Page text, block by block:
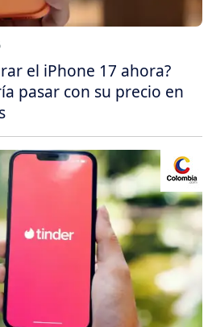
el iPhone 17 ahora?
pasar con su precio en